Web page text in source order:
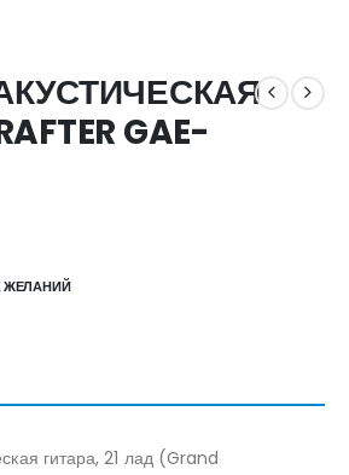
GAE-
ЖЕЛАНИЙ
гитара, 21 лад (Grand